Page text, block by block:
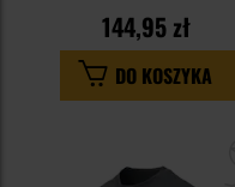
144,95 zł
DO KOSZYKA